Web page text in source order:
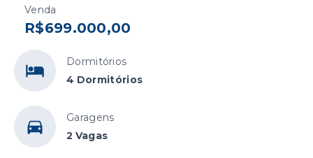
Venda
R$699.000,00
Dormitórios
4 Dormitórios
Garagens
2 Vagas